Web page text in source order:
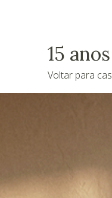
15
Voltar para